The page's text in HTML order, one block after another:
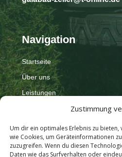
Zustimmung
Um dir ein optimales Erlebnis zu
wie Cookies, um Geräteinformationen
zuzugreifen. Wenn du diesen
Daten wie das Surfverhalten oder
Navigation
Startseite
Über uns
Leistungen
Impressum
Adresse